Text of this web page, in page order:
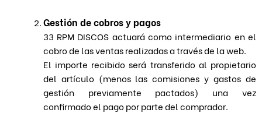
Gestión de cobros y pagos
33 RPM DISCOS actuará como intermediario en el
cobro de las ventas realizadas a través de la web.
El importe recibido será transferido al propietario
del artículo (menos las comisiones y gastos de
gestión previamente pactados) una vez
confirmado el pago por parte del comprador.